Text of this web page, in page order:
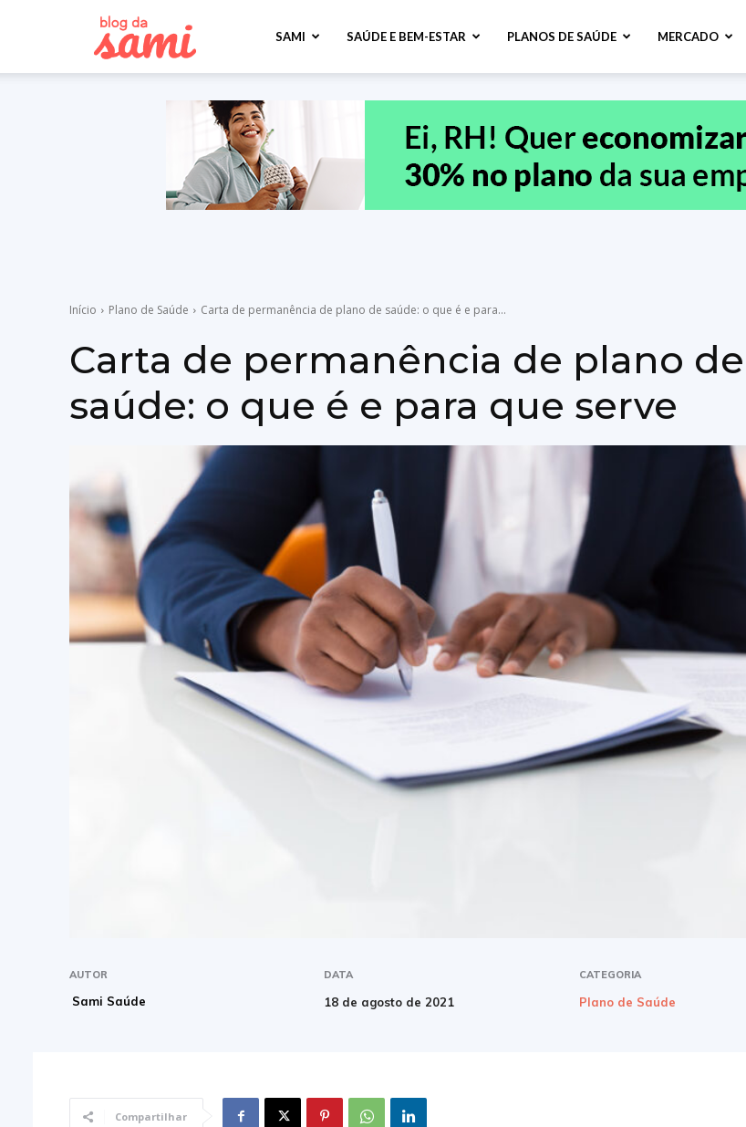
Saúde
SAMI SAÚDE E BEM-ESTAR PLANOS DE SAÚDE MERCADO
Início Plano de Saúde Carta de permanência de plano de saúde: o que é e para...
Carta de permanência de plano de
saúde: o que é e para que serve
AUTOR
Sami Saúde
DATA
18 de agosto de 2021
CATEGORIA
Plano de Saúde
Compartilhar